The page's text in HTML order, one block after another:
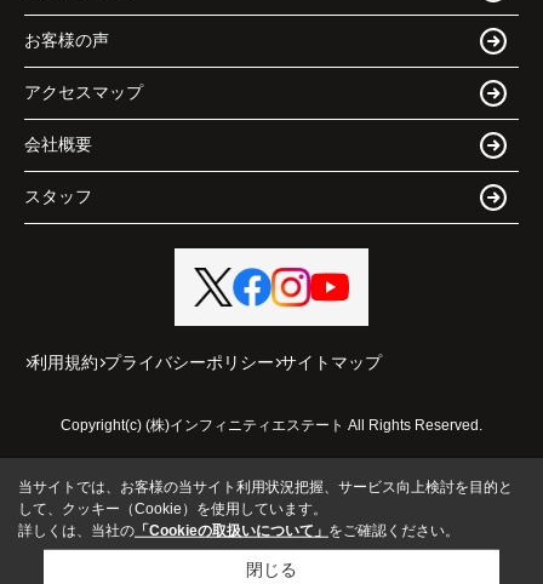
お客様の声
アクセスマップ
会社概要
スタッフ
利用規約 プライバシーポリシー サイトマップ
Copyright(c) (株)インフィニティエステート All Rights Reserved.
当サイトでは、お客様の当サイト利用状況把握、サービス向上検討を目的と
して、クッキー（Cookie）を使用しています。
詳しくは、当社の 「Cookieの取扱いについて」 をご確認ください。
閉じる